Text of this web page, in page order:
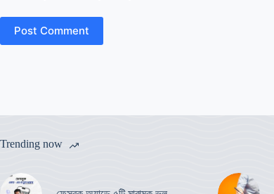
Post Comment
Trending now